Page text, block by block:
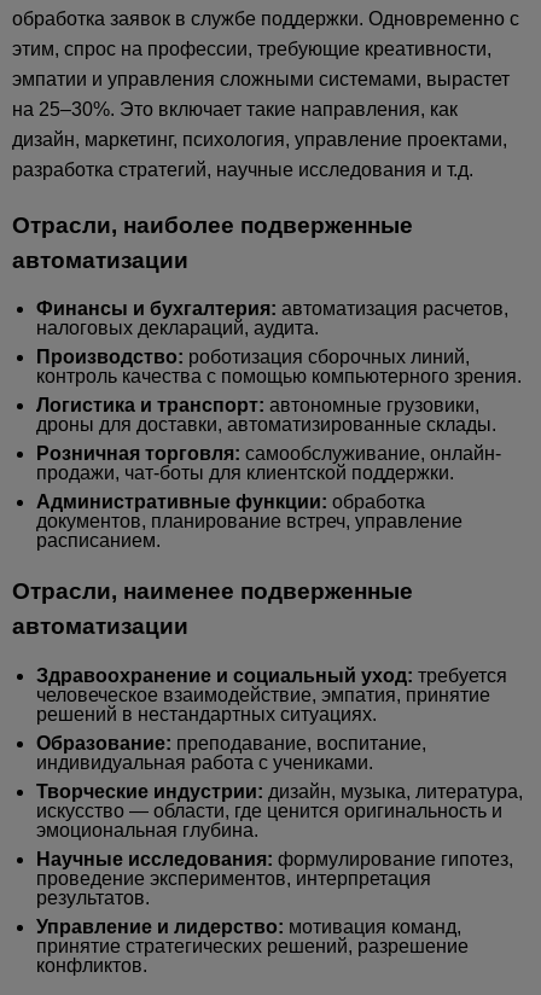
обработка заявок в службе поддержки. Одновременно с
этим, спрос на профессии, требующие креативности,
эмпатии и управления сложными системами, вырастет
на 25–30%. Это включает такие направления, как
дизайн, маркетинг, психология, управление проектами,
разработка стратегий, научные исследования и т.д.
Отрасли, наиболее подверженные
автоматизации
Финансы и бухгалтерия: автоматизация расчетов,
налоговых деклараций, аудита.
Производство: роботизация сборочных линий,
контроль качества с помощью компьютерного зрения.
Логистика и транспорт: автономные грузовики,
дроны для доставки, автоматизированные склады.
Розничная торговля: самообслуживание, онлайн-
продажи, чат-боты для клиентской поддержки.
Административные функции: обработка
документов, планирование встреч, управление
расписанием.
Отрасли, наименее подверженные
автоматизации
Здравоохранение и социальный уход: требуется
человеческое взаимодействие, эмпатия, принятие
решений в нестандартных ситуациях.
Образование: преподавание, воспитание,
индивидуальная работа с учениками.
Творческие индустрии: дизайн, музыка, литература,
искусство — области, где ценится оригинальность и
эмоциональная глубина.
Научные исследования: формулирование гипотез,
проведение экспериментов, интерпретация
результатов.
Управление и лидерство: мотивация команд,
принятие стратегических решений, разрешение
конфликтов.